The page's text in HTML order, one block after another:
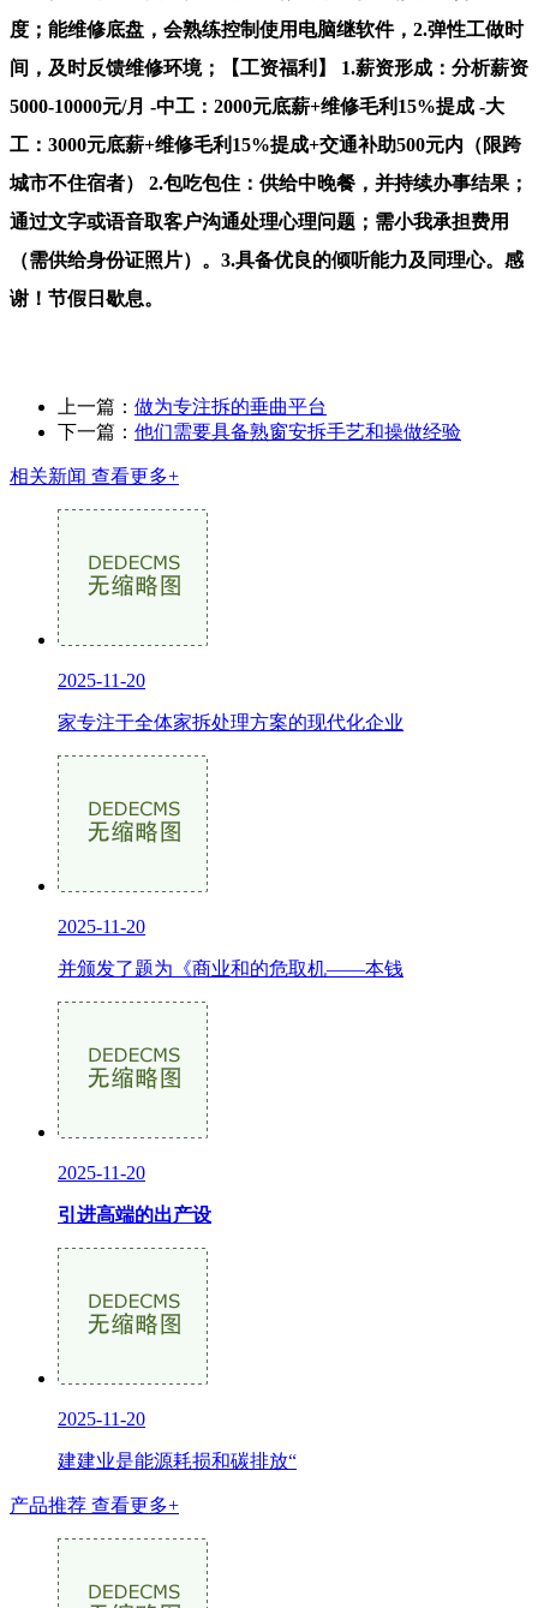
度；能维修底盘，会熟练控制使用电脑继软件，2.弹性工做时
间，及时反馈维修环境；【工资福利】 1.薪资形成：分析薪资
5000-10000元/月 -中工：2000元底薪+维修毛利15%提成 -大
工：3000元底薪+维修毛利15%提成+交通补助500元内（限跨
城市不住宿者） 2.包吃包住：供给中晚餐，并持续办事结果；
通过文字或语音取客户沟通处理心理问题；需小我承担费用
（需供给身份证照片）。3.具备优良的倾听能力及同理心。感
谢！节假日歇息。
上一篇： 做为专注拆的垂曲平台
下一篇： 他们需要具备熟窗安拆手艺和操做经验
相关新闻 查看更多+
2025-11-20
家专注于全体家拆处理方案的现代化企业
2025-11-20
并颁发了题为《商业和的危取机——本钱
2025-11-20
引进高端的出产设
2025-11-20
建建业是能源耗损和碳排放“
产品推荐 查看更多+